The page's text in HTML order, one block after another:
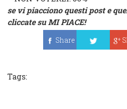
se vi piacciono questi post e
cliccate suMI PIACE!
Share
Tags: